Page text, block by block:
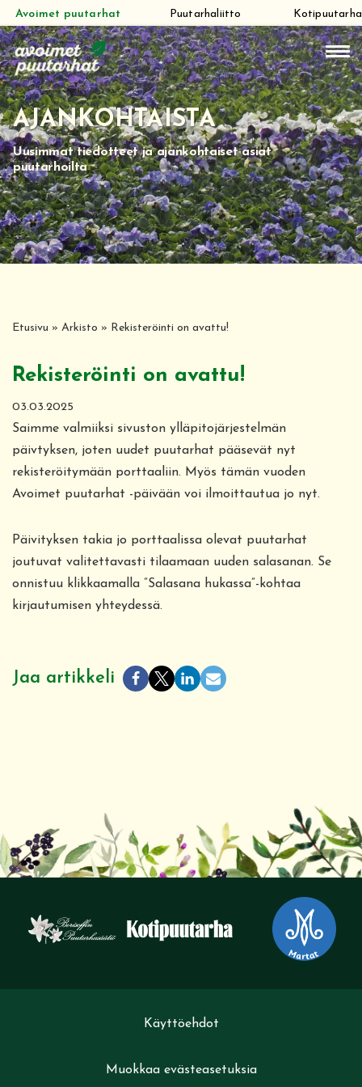
Siirry
suoraan
sisältöön
Avoimet puutarhat Puutarhaliitto Kotipuutarha
AJANKOHTAISTA
Uusimmat tiedotteet ja ajankohtaiset asiat
puutarhoilta
Etusivu » Arkisto » Rekisteröinti on avattu!
Rekisteröinti on avattu!
03.03.2025
Saimme valmiiksi sivuston ylläpitojärjestelmän
päivtyksen, joten uudet puutarhat pääsevät nyt
rekisteröitymään porttaaliin. Myös tämän vuoden
Avoimet puutarhat -päivään voi ilmoittautua jo nyt.
Päivityksen takia jo porttaalissa olevat puutarhat
joutuvat valitettavasti tilaamaan uuden salasanan. Se
onnistuu klikkaamalla ”Salasana hukassa”-kohtaa
kirjautumisen yhteydessä.
Jaa artikkeli
Käyttöehdot
Muokkaa evästeasetuksia